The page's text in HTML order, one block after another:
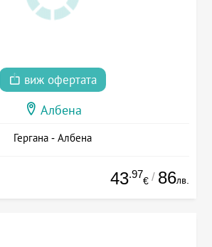
виж офертата
Албена
Гергана - Албена
43.97
€ / 86лв.